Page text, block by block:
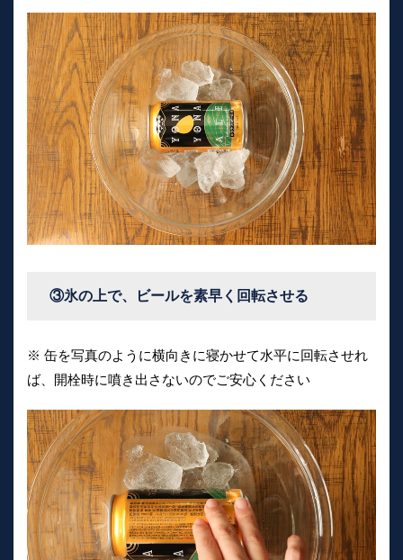
③氷の上で、ビールを素早く回転させる
※ 缶を写真のように横向きに寝かせて水平に回転させれ
ば、開栓時に噴き出さないのでご安心ください